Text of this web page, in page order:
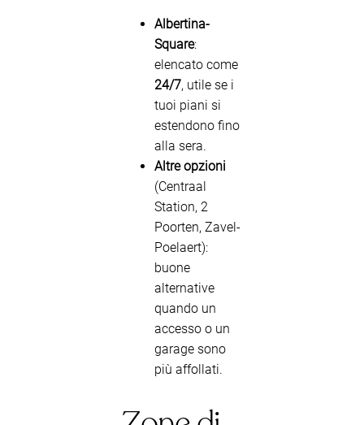
Albertina-
Square:
elencato come
24/7, utile se i
tuoi piani si
estendono fino
alla sera.
Altre opzioni
(Centraal
Station, 2
Poorten, Zavel-
Poelaert):
buone
alternative
quando un
accesso o un
garage sono
più affollati.